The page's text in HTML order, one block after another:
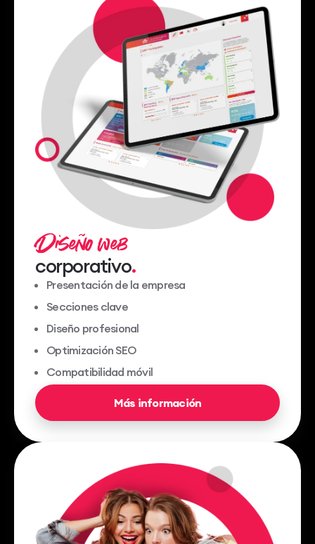
Diseño web
corporativo
Presentación de la empresa
Secciones clave
Diseño profesional
Optimización SEO
Compatibilidad móvil
Más información